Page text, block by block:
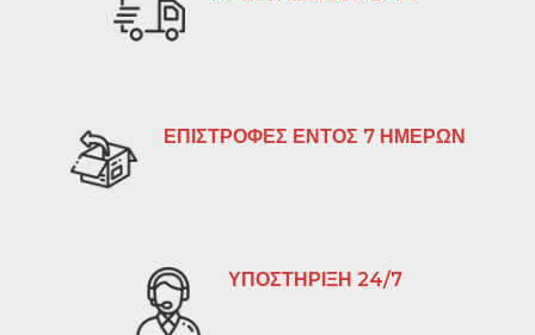
ΕΠΙΣΤΡΟΦΕΣ ΕΝΤΟΣ 7 ΗΜΕΡΩΝ
ΥΠΟΣΤΗΡΙΞΗ 24/7